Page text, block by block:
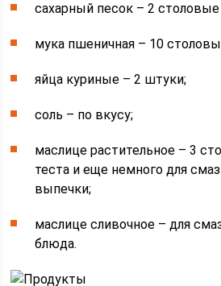
сахарный песок – 2
мука пшеничная – 10
яйца куриные – 2 штуки;
соль – по вкусу;
маслице растительное – 3
теста и еще немного для
выпечки;
маслице сливочное – для
блюда.